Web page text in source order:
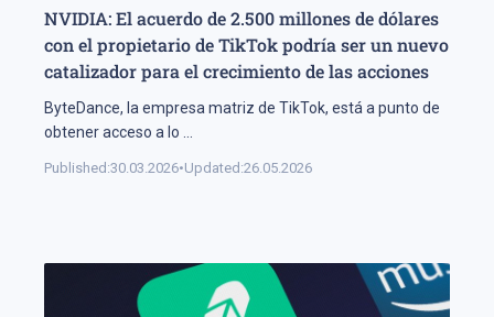
NVIDIA: El acuerdo de 2.500 millones de dólares
con el propietario de TikTok podría ser un nuevo
catalizador para el crecimiento de las acciones
ByteDance, la empresa matriz de TikTok, está a punto de
obtener acceso a lo
Published:30.03.2026•Updated:26.05.2026